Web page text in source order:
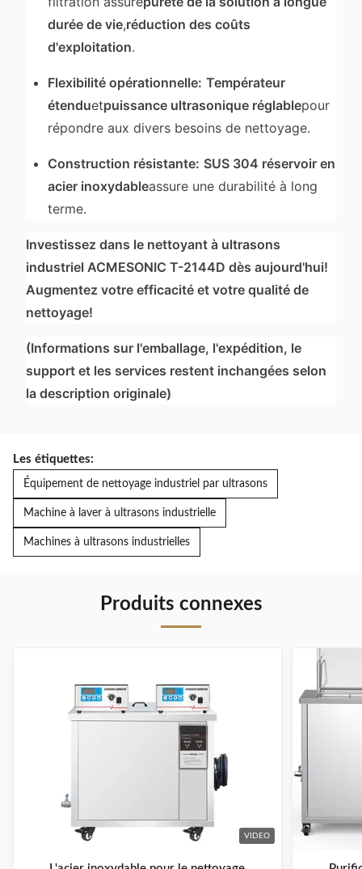
durée de vie,réduction des coûts
d'exploitation.
Flexibilité opérationnelle: Températeur
étenduetpuissance ultrasonique réglablepour
répondre aux divers besoins de nettoyage.
Construction résistante: SUS 304 réservoir en
acier inoxydableassure une durabilité à long
terme.
Investissez dans le nettoyant à ultrasons
industriel ACMESONIC T-2144D dès aujourd'hui!
Augmentez votre efficacité et votre qualité de
nettoyage!
(Informations sur l'emballage, l'expédition, le
support et les services restent inchangées selon
la description originale)
Les étiquettes:
Équipement de nettoyage industriel par ultrasons
Machine à laver à ultrasons industrielle
Machines à ultrasons industrielles
Produits connexes
VIDEO